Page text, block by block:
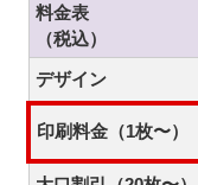
料金表
（税込）
デザイン
印刷料金（1枚〜）